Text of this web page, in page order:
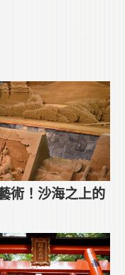
術！沙海之上的